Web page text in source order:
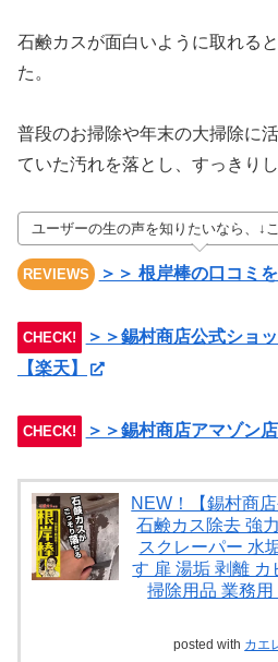
石鹸カスが面白いように取れる
た。
普段のお掃除や年末の大掃除に
ていた汚れを落とし、すっきり
ユーザーの生の声を知りたいなら、↓
REVIEWS ＞＞ 根岸棒の口コミ
CHECK!
＞＞錫村商店公式ショ
【楽天】
CHECK! ＞＞錫村商店アマゾン
NEW！【錫村商
石鹸カス除去 強
スクレーパー 水
す 扉 湯垢 剥離
掃除用品 業務
posted with カエ